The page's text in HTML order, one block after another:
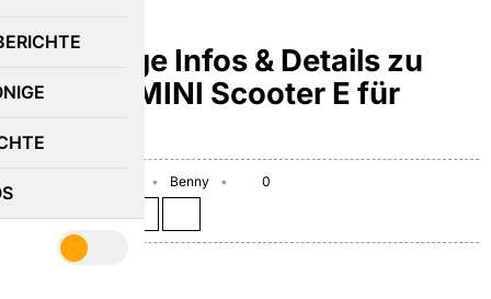
Endgültige Infos & Details zu
den drei MINI Scooter E für
Paris
Benny
0